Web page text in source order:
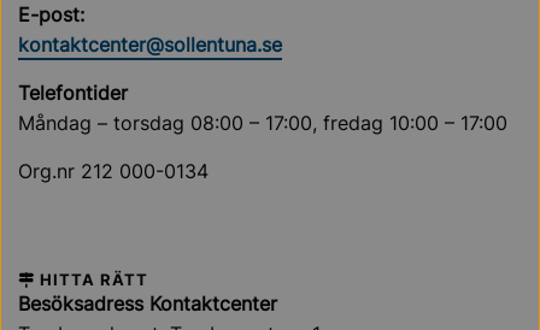
E-post:
kontaktcenter@sollentuna.se
Telefontider
Måndag – torsdag 08:00 – 17:00, fredag 10:00 – 17:00
Org.nr 212 000-0134
HITTA RÄTT
Besöksadress Kontaktcenter